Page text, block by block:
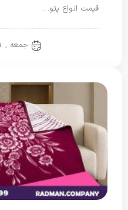
قیمت انواع پتو…
جمعه , 31 جولای 2026